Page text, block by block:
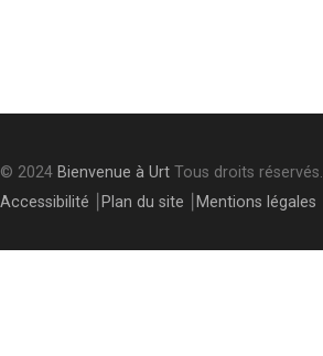
© 2024 Bienvenue à Urt Tous droits réservés.
Accessibilité
Plan du site Mentions légales